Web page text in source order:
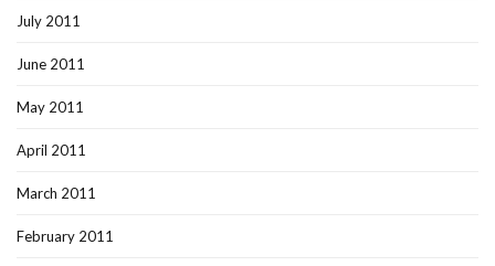
July 2011
June 2011
May 2011
April 2011
March 2011
February 2011